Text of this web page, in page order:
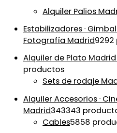
Alquiler Palios
Estabilizadores · Gimbal
Fotografía Madrid9292
Alquiler de Plato
productos
Sets de rodaje
Alquiler Accesorios ·
Madrid343343
Cables5858